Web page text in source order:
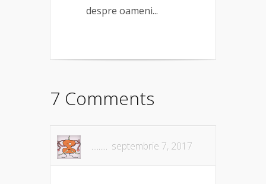
despre oameni...
7 Comments
......... septembrie 7, 2017